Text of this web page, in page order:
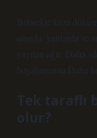
Böbrekte kum
altında, yanlarda ve
yayılan ağrı. Daha
boşaltamama.Daha
Tek taraflı
olur?